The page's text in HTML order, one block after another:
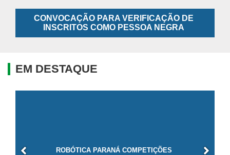
CONVOCAÇÃO PARA VERIFICAÇÃO DE
INSCRITOS COMO PESSOA NEGRA
EM DESTAQUE
ROBÓTICA PARANÁ COMPETIÇÕES